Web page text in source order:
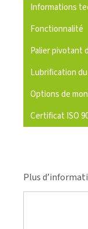
Informations
Fonctionnalité
Palier pivotant
Lubrification
Options de
Certificat ISO
Plus